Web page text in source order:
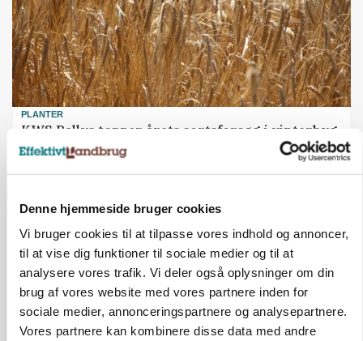
Denne hjemmeside bruger cookies
Vi bruger cookies til at tilpasse vores indhold og annoncer,
til at vise dig funktioner til sociale medier og til at
analysere vores trafik. Vi deler også oplysninger om din
brug af vores website med vores partnere inden for
sociale medier, annonceringspartnere og analysepartnere.
Vores partnere kan kombinere disse data med andre
PLANTER
KWS Rallys topper årets sortsforsøg i vinterbyg